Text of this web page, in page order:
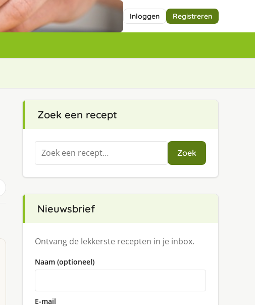
Inloggen Registreren
Zoek een recept
Zoeken
naar:
Zoek
Nieuwsbrief
Ontvang de lekkerste recepten in je inbox.
Naam (optioneel)
E-mail